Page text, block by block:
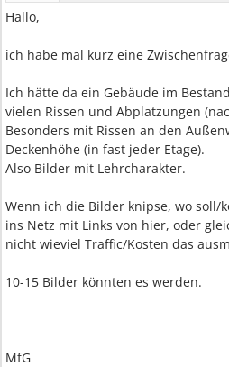
Hallo,
ich habe mal kurz eine
Ich hätte da ein Gebäude im
vielen Rissen und Abplatzungen
Besonders mit Rissen an den
Deckenhöhe (in fast jeder Etage).
Also Bilder mit Lehrcharakter.
Wenn ich die Bilder knipse, wo soll/
ins Netz mit Links von hier, oder
nicht wieviel Traffic/Kosten das
10-15 Bilder könnten es werden.
MfG